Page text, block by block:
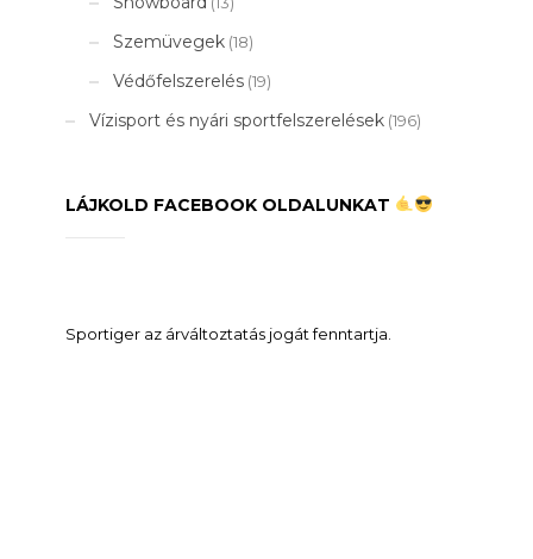
Szemüvegek (18)
Védőfelszerelés (19)
Vízisport és nyári sportfelszerelések (196)
LÁJKOLD FACEBOOK OLDALUNKAT
Sportiger az árváltoztatás jogát fenntartja.